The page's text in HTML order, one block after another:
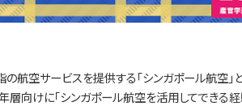
航空サービスを提供する「シンガポール航空」
層向けに「シンガポール航空を活用してできる経